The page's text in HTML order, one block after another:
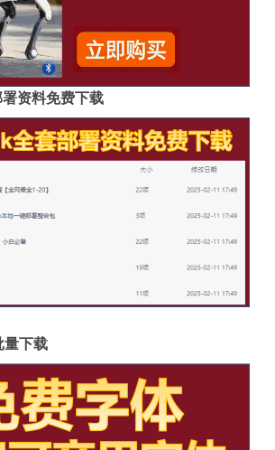
资料免费下载
量下载